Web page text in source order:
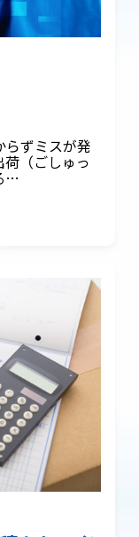
らずミスが発
（ごしゅっ
…